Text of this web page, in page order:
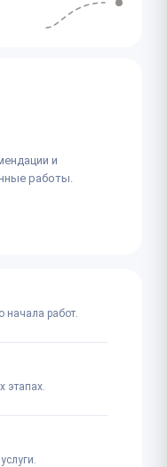
и
работы.
начала работ.
этапах.